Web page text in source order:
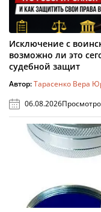
Исключение с
возможно ли это
судебной защит
Автор:Тарасенко Вера
06.08.2026